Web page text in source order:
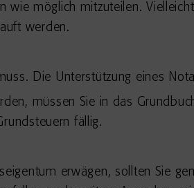
wie möglich mitzuteilen.
werden.
Die Unterstützung eines
müssen Sie in das
fällig.
erwägen, sollten Sie